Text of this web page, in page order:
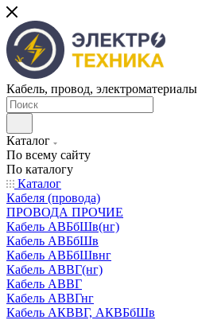
Кабель, провод, электроматериалы
Каталог
По всему сайту
По каталогу
Каталог
Кабеля (провода)
ПРОВОДА ПРОЧИЕ
Кабель АВБбШв(нг)
Кабель АВБбШв
Кабель АВБбШвнг
Кабель АВВГ(нг)
Кабель АВВГ
Кабель АВВГнг
Кабель АКВВГ, АКВБбШв